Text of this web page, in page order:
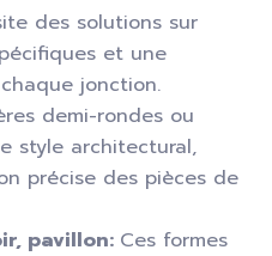
des solutions sur
et une
jonction.
demi-rondes ou
style architectural,
précise des pièces de
pavillon: Ces formes